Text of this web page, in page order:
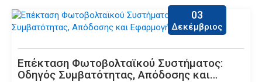
03
Δεκέμβριος
Επέκταση Φωτοβολταϊκού Συστήματος:
Οδηγός Συμβατότητας, Απόδοσης και